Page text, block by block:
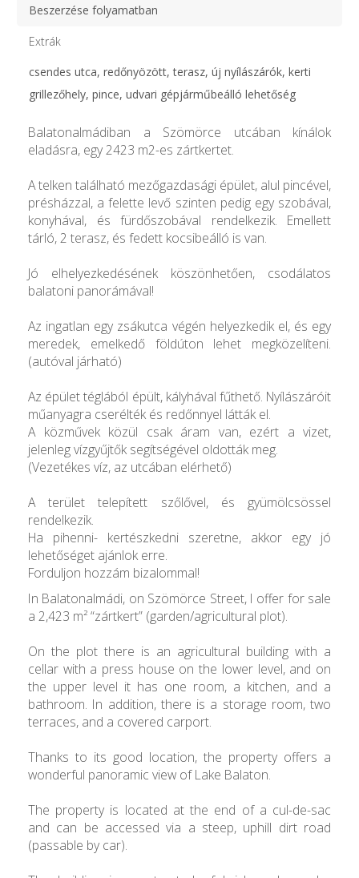
Beszerzése folyamatban
Extrák
csendes utca, redőnyözött, terasz, új nyílászárók, kerti
grillezőhely, pince, udvari gépjárműbeálló lehetőség
Balatonalmádiban a Szömörce utcában kínálok
eladásra, egy 2423 m2-es zártkertet.
A telken található mezőgazdasági épület, alul pincével,
présházzal, a felette levő szinten pedig egy szobával,
konyhával, és fürdőszobával rendelkezik. Emellett
tárló, 2 terasz, és fedett kocsibeálló is van.
Jó elhelyezkedésének köszönhetően, csodálatos
balatoni panorámával!
Az ingatlan egy zsákutca végén helyezkedik el, és egy
meredek, emelkedő földúton lehet megközelíteni.
(autóval járható)
Az épület téglából épült, kályhával fűthető. Nyílászáróit
műanyagra cserélték és redőnnyel látták el.
A közművek közül csak áram van, ezért a vizet,
jelenleg vízgyűjtők segítségével oldották meg.
(Vezetékes víz, az utcában elérhető)
A terület telepített szőlővel, és gyümölcsössel
rendelkezik.
Ha pihenni- kertészkedni szeretne, akkor egy jó
lehetőséget ajánlok erre.
Forduljon hozzám bizalommal!
In Balatonalmádi, on Szömörce Street, I offer for sale
a 2,423 m² “zártkert” (garden/agricultural plot).
On the plot there is an agricultural building with a
cellar with a press house on the lower level, and on
the upper level it has one room, a kitchen, and a
bathroom. In addition, there is a storage room, two
terraces, and a covered carport.
Thanks to its good location, the property offers a
wonderful panoramic view of Lake Balaton.
The property is located at the end of a cul-de-sac
and can be accessed via a steep, uphill dirt road
(passable by car).